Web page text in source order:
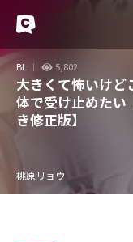
BL 5,802
大きくて怖いけど
体で受け止めたい
き修正版】
桃原リョウ